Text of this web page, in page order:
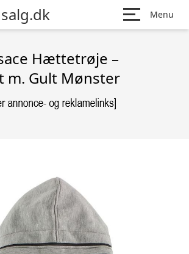
Menu
Hættetrøje –
m. Gult Mønster